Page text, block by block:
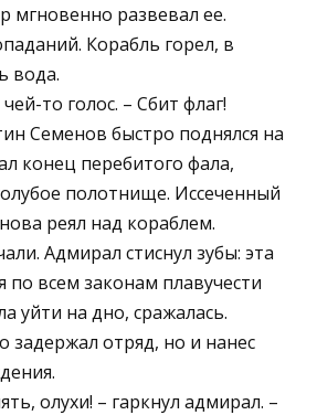
мгновенно развевал ее.
Корабль горел, в
вода.
то голос. – Сбит флаг!
Семенов быстро поднялся на
конец перебитого фала,
полотнище. Иссеченный
реял над кораблем.
Адмирал стиснул зубы: эта
по всем законам плавучести
уйти на дно, сражалась.
задержал отряд, но и нанес
олухи! – гаркнул адмирал. –